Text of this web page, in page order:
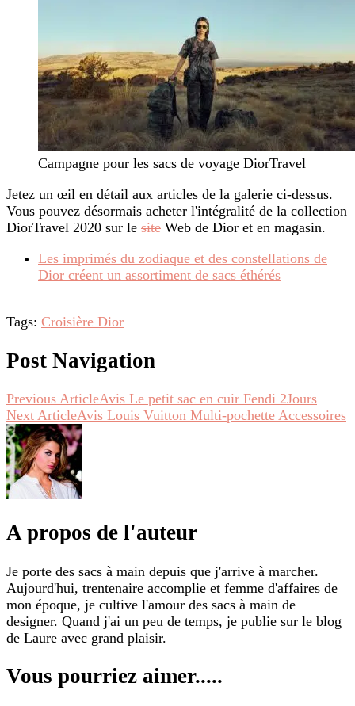
Campagne pour les sacs de voyage DiorTravel
Jetez un œil en détail aux articles de la galerie ci-dessus.
Vous pouvez désormais acheter l'intégralité de la collection
DiorTravel 2020 sur le site Web de Dior et en magasin.
Les imprimés du zodiaque et des constellations de
Dior créent un assortiment de sacs éthérés
Tags: Croisière Dior
Post Navigation
Previous ArticleAvis Le petit sac en cuir Fendi 2Jours
Next ArticleAvis Louis Vuitton Multi-pochette Accessoires
A propos de l'auteur
Je porte des sacs à main depuis que j'arrive à marcher.
Aujourd'hui, trentenaire accomplie et femme d'affaires de
mon époque, je cultive l'amour des sacs à main de
designer. Quand j'ai un peu de temps, je publie sur le blog
de Laure avec grand plaisir.
Vous pourriez aimer.....